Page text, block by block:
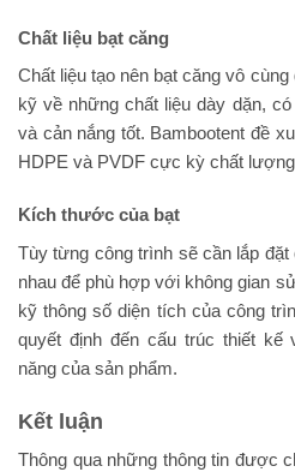
Chất liệu bạt căng
Chất liệu tạo nên bạt căng vô
kỹ về những chất liệu dày dặn,
và cản nắng tốt. Bambootent đề
HDPE và PVDF cực kỳ chất
Kích thước của bạt
Tùy từng công trình sẽ cần lắp
nhau để phù hợp với không gian
kỹ thông số diện tích của công
quyết định đến cấu trúc thiết kế
năng của sản phẩm.
Kết luận
Thông qua những thông tin được